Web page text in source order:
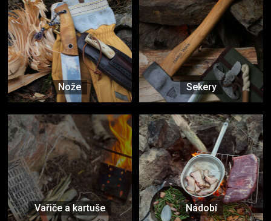
Nože Sekery
Vařiče a kartuše Nádobí